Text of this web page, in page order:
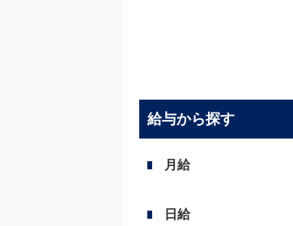
給与から探す
月給
日給